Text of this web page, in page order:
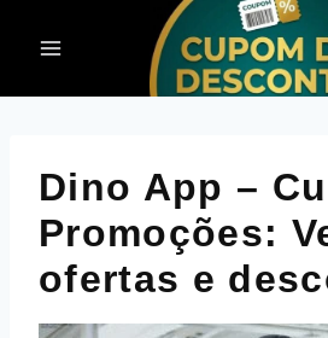
para
o
Dino App –
Promoções:
ofertas e